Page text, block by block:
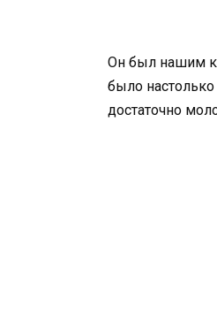
Он был нашим
было настолько
достаточно